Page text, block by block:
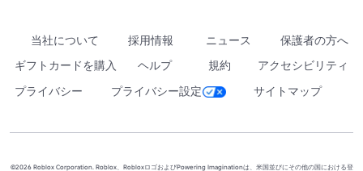
当社について 採用情報 ニュース
保護者の方へ
ギフトカードを購入
ヘルプ 規約
アクセシビリティ
プライバシー
プライバシー設定 サイトマップ
©2026 Roblox Corporation. Roblox、RobloxロゴおよびPowering Imaginationは、米国並びにその他の国における登